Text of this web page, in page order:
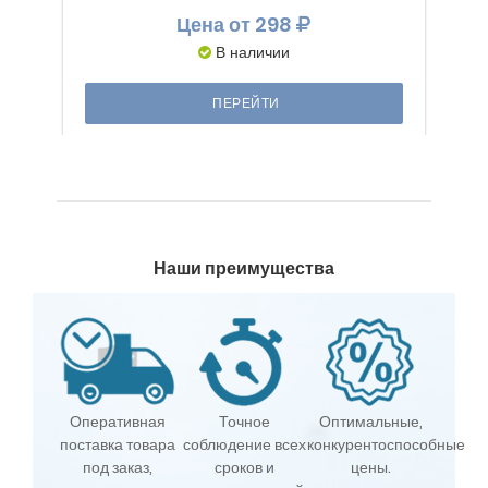
Ценаот 298
В наличии
ПЕРЕЙТИ
Наши преимущества
Оперативная
поставка товара
под заказ,
Точное
соблюдение всех
сроков и
Оптимальные,
конкурентоспособные
цены.